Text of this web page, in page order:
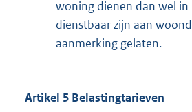
woning dienen dan wel
dienstbaar zijn aan
aanmerking gelaten.
Artikel 5 Belastingtarieven